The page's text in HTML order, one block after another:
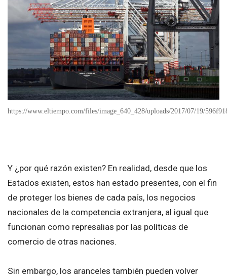
https://www.eltiempo.com/files/image_640_428/uploads/2017/07/19/
Y ¿por qué razón existen? En realidad, desde que los
Estados existen, estos han estado presentes, con el fin
de proteger los bienes de cada país, los negocios
nacionales de la competencia extranjera, al igual que
funcionan como represalias por las políticas de
comercio de otras naciones.
Sin embargo, los aranceles también pueden volver